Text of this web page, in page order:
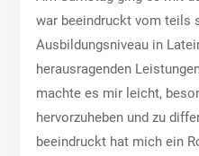
war beeindruckt vom teils
Ausbildungsniveau in
herausragenden
machte es mir leicht,
hervorzuheben und zu
beeindruckt hat mich ein